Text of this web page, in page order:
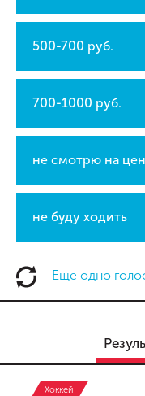
500-700 руб.
700-1000 руб.
не смотрю на
не буду ходить
Еще одно
Хоккей